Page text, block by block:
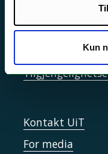
Kun
Personvern ved
Sikkerhet,
Kontakt UiT
For media